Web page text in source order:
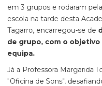
em 3 grupos e rodaram
escola na tarde desta
Tagarro, encarregou-se de
de grupo, com o
equipa.
Já a Professora Margarida
"Oficina de Sons",